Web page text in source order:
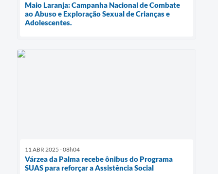
Maio Laranja: Campanha Nacional de Combate
ao Abuso e Exploração Sexual de Crianças e
Adolescentes.
11 ABR 2025 - 08h04
Várzea da Palma recebe ônibus do Programa
SUAS para reforçar a Assistência Social